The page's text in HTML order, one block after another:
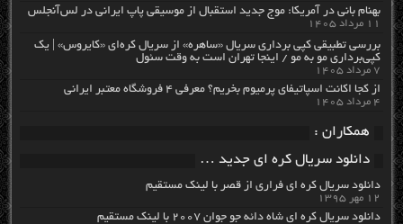
بهنام بانی در آمریکا: موج جدید استقبال از موسیقی پاپ ایرانی در لس‌آنجلس
۱۱ مرداد ۱۴۰۵
بررسی تطبیقی کپی برداری سریال «ساهره» از سریال کره‌ای «کایروس» | یک
کپی‌برداری مو به مو / اینجا تهران است به وقت سئول
۷ مرداد ۱۴۰۵
از کجا اکانت اسپاتیفای پرمیوم بخریم؟ معرفی ۴ فروشگاه معتبر ایرانی
۴ مرداد ۱۴۰۵
همکاران :
دانلود سریال کره ای جدید …
دانلود سریال کره ای فراری از قصر با لینک مستقیم
۱۲ مهر ۱۳۹۵
دانلود سریال کره ای شاه دائه جو جوان ۲۰۰۷ با لینک مستقیم